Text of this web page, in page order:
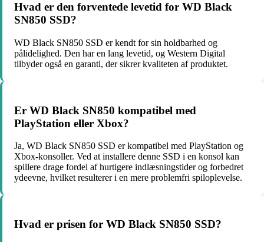
Hvad er den forventede levetid for WD Black
SN850 SSD?
WD Black SN850 SSD er kendt for sin holdbarhed og
pålidelighed. Den har en lang levetid, og Western Digital
tilbyder også en garanti, der sikrer kvaliteten af produktet.
Er WD Black SN850 kompatibel med
PlayStation eller Xbox?
Ja, WD Black SN850 SSD er kompatibel med PlayStation og
Xbox-konsoller. Ved at installere denne SSD i en konsol kan
spillere drage fordel af hurtigere indlæsningstider og forbedret
ydeevne, hvilket resulterer i en mere problemfri spiloplevelse.
Hvad er prisen for WD Black SN850 SSD?